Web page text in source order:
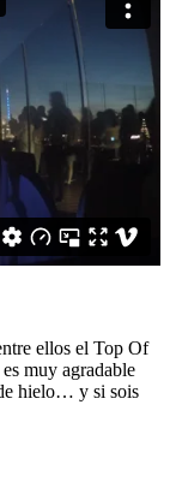
ellos el Top Of
muy agradable
hielo… y si sois